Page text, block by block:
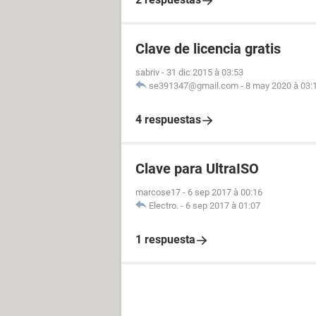
Clave de licencia gratis
sabriv - 31 dic 2015 à 03:53
se391347@gmail.com - 8 may 2020 à
4 respuestas
Clave para UltraISO
marcose17 - 6 sep 2017 à 00:16
Electro. - 6 sep 2017 à 01:07
1 respuesta